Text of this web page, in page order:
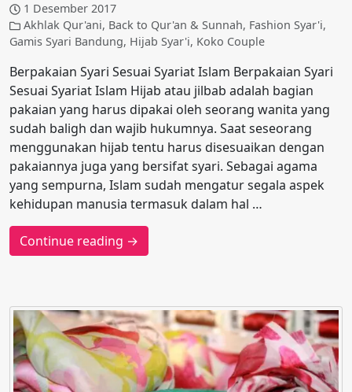
1 Desember 2017
Akhlak Qur'ani, Back to Qur'an & Sunnah, Fashion Syar'i,
Gamis Syari Bandung, Hijab Syar'i, Koko Couple
Berpakaian Syari Sesuai Syariat Islam Berpakaian Syari
Sesuai Syariat Islam Hijab atau jilbab adalah bagian
pakaian yang harus dipakai oleh seorang wanita yang
sudah baligh dan wajib hukumnya. Saat seseorang
menggunakan hijab tentu harus disesuaikan dengan
pakaiannya juga yang bersifat syari. Sebagai agama
yang sempurna, Islam sudah mengatur segala aspek
kehidupan manusia termasuk dalam hal …
Continue reading →